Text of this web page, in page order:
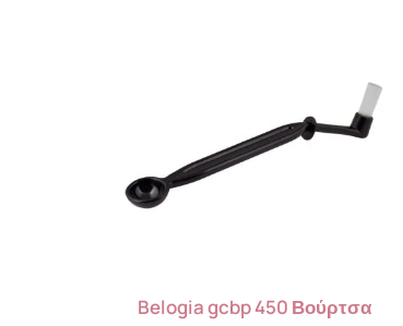
Belogia gcbp 450 Βούρτσα